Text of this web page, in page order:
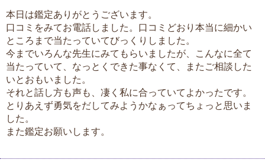
本日は鑑定ありがとうございます。
口コミをみてお電話しました。口コミどおり本当に細かい
ところまで当たっていてびっくりしました。
今までいろんな先生にみてもらいましたが、こんなに全て
当たっていて、なっとくできた事なくて、またご相談した
いとおもいました。
それと話し方も声も、凄く私に合っていてよかったです。
とりあえず勇気をだしてみようかなぁってちょっと思いま
した。
また鑑定お願いします。